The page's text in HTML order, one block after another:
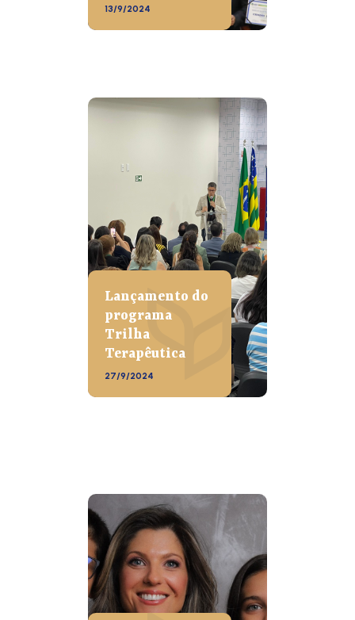
13/9/2024
Lançamento do
programa
Trilha
Terapêutica
27/9/2024